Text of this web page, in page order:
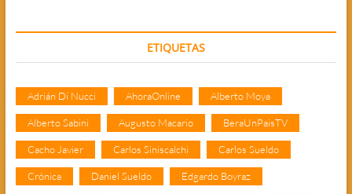
ETIQUETAS
Adrián Di Nucci AhoraOnline Alberto Moya
Alberto Sabini Augusto Macario BeraUnPaisTV
Cacho Javier Carlos Siniscalchi Carlos Sueldo
Crónica Daniel Sueldo Edgardo Boyraz